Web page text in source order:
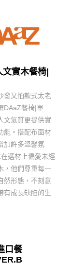
實木餐椅|
發又怕款式太老
DAaZ餐椅|單
文氣質更提供實
能。搭配布面材
加許多溫馨氛
選材上偏愛未經
，他們尊重每一
然形態，不刻意
有成長缺陷的生
口餐